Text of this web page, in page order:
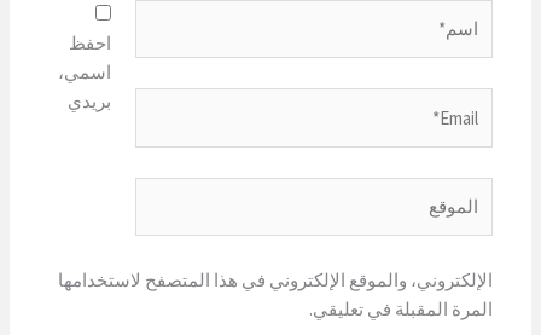
احفظ
اسمي،
بريدي
الإلكتروني، والموقع الإلكتروني في هذا المتصفح لاستخدامها
المرة المقبلة في تعليقي.